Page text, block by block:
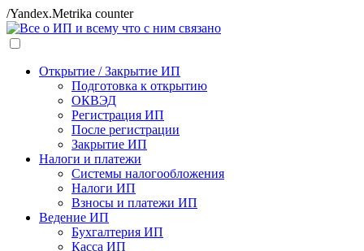
/Yandex.Metrika counter
Открытие / Закрытие ИП
Подготовка к открытию
ОКВЭД
Регистрация ИП
После регистрации
Закрытие ИП
Налоги и платежи
Системы налогообложения
Налоги ИП
Взносы и платежи ИП
Ведение ИП
Бухгалтерия ИП
Касса ИП